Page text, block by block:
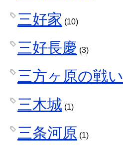
三好家 (10)
三好長慶 (3)
三方ヶ原の戦い
三木城 (1)
三条河原 (1)